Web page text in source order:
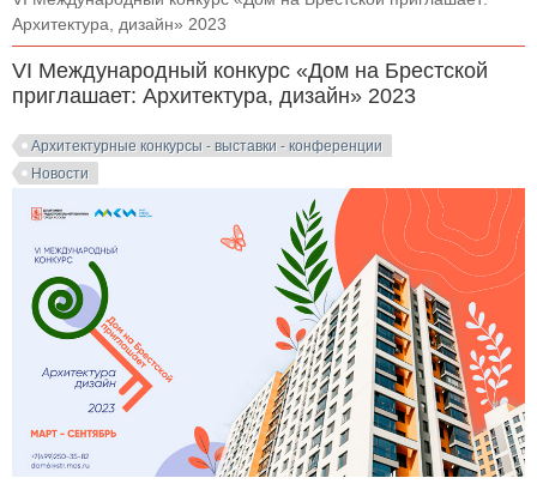
Архитектура, дизайн» 2023
VI Международный конкурс «Дом на Брестской
приглашает: Архитектура, дизайн» 2023
Архитектурные конкурсы - выставки - конференции
Новости